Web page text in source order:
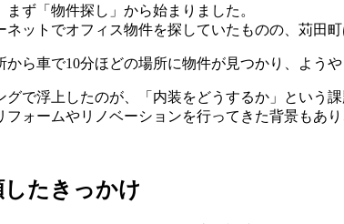
ず「物件探し」から始まりました。
ネットでオフィス物件を探していたものの、苅田
ら車で10分ほどの場所に物件が見つかり、よう
で浮上したのが、「内装をどうするか」という課
フォームやリノベーションを行ってきた背景もあ
たきっかけ